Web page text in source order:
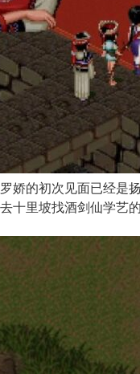
娇的初次见面已经是
十里坡找酒剑仙学艺